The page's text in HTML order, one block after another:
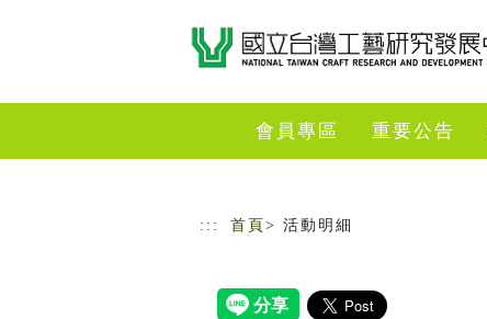
會員專區 重要公告
::: 首頁 > 活動明細